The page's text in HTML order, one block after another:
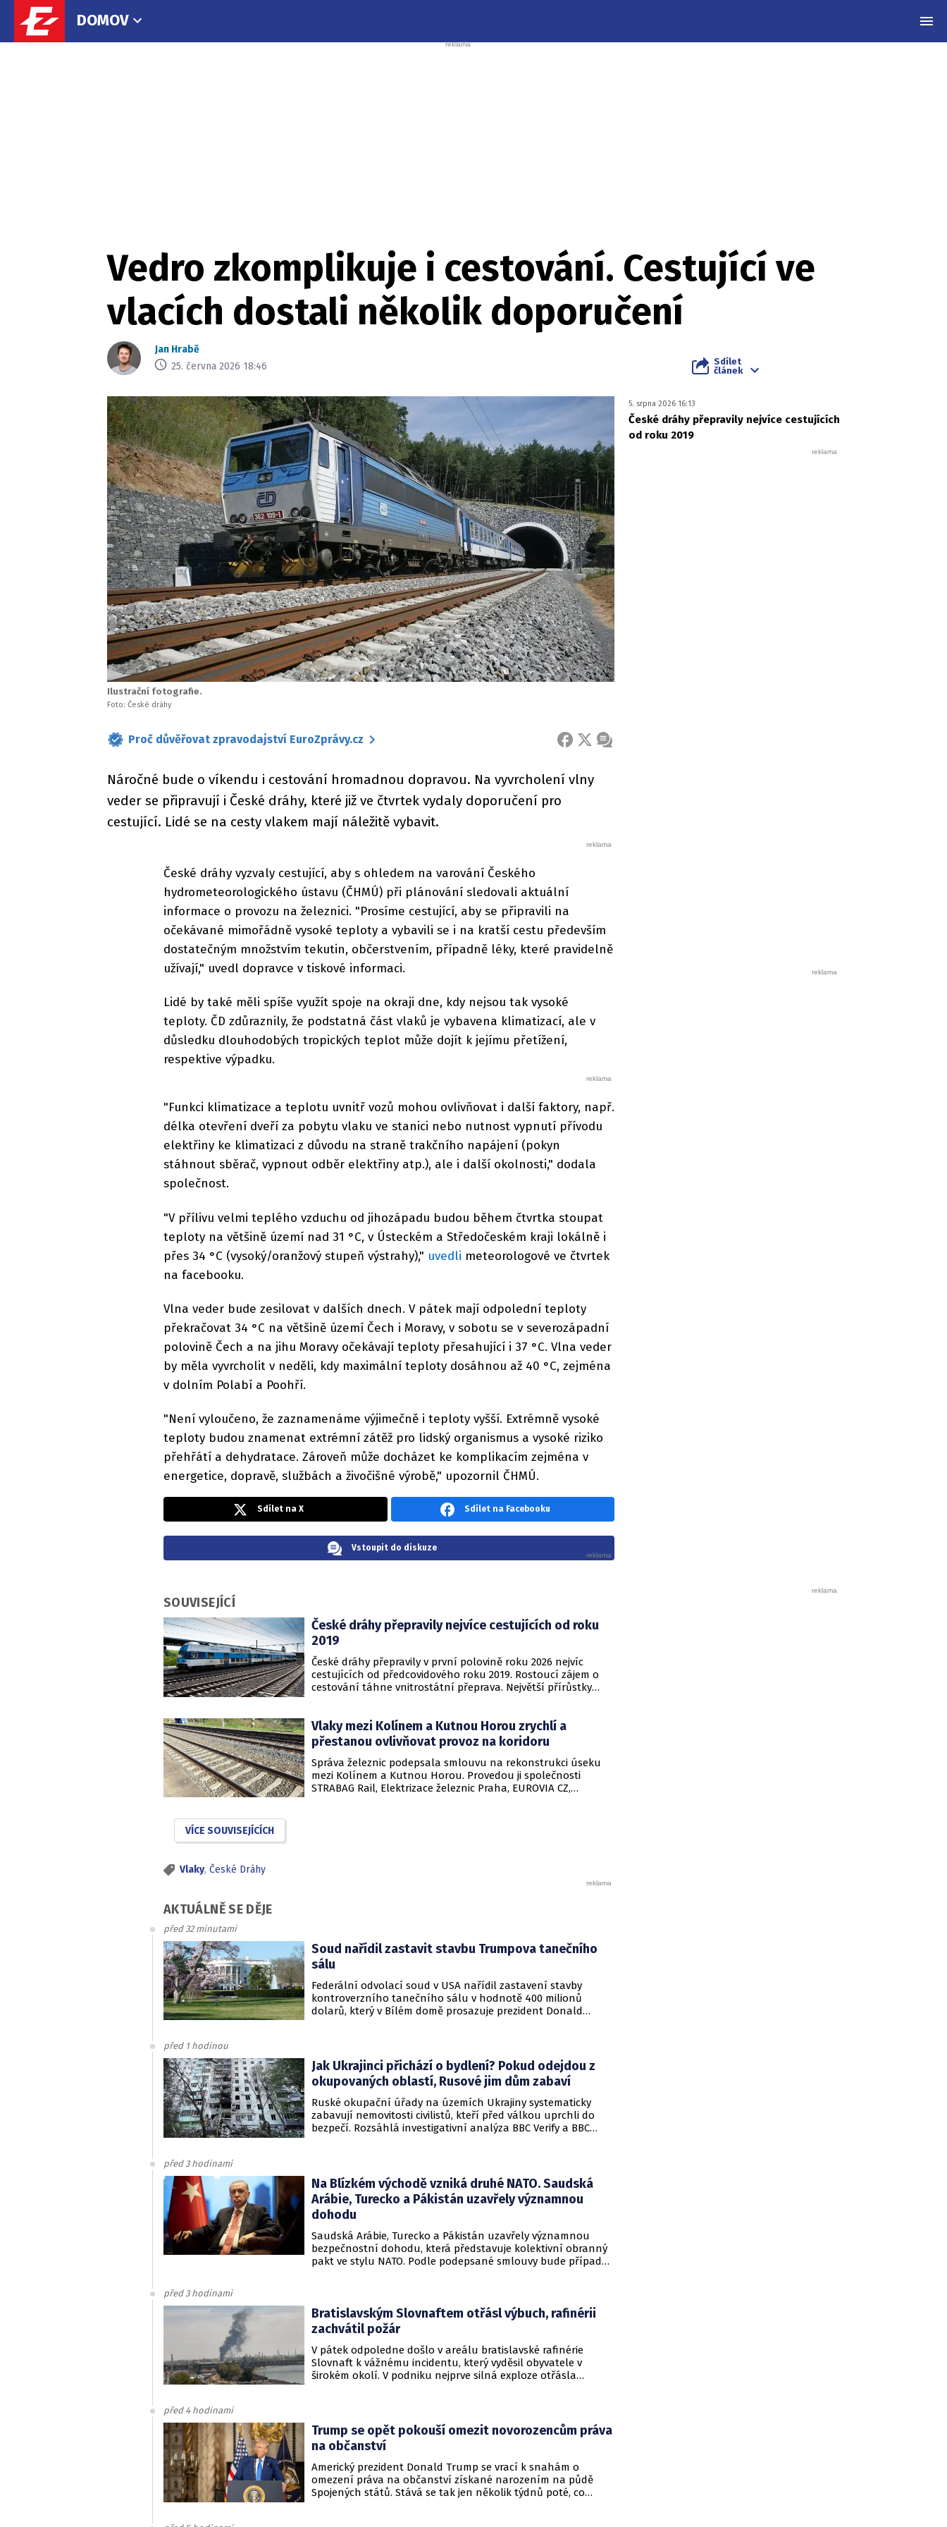
DOMOV
Vedro zkomplikuje i cestování. Cestující ve
vlacích dostali několik doporučení
Jan Hrabě
25. června 2026 18:46
Sdílet
článek
Ilustrační fotografie.
Foto: České dráhy
Proč důvěřovat zpravodajství EuroZprávy.cz FACEBOOK
X ZPRÁVA
Náročné bude o víkendu i cestování hromadnou dopravou. Na vyvrcholení vlny
veder se připravují i České dráhy, které již ve čtvrtek vydaly doporučení pro
cestující. Lidé se na cesty vlakem mají náležitě vybavit.
České dráhy vyzvaly cestující, aby s ohledem na varování Českého
hydrometeorologického ústavu (ČHMÚ) při plánování sledovali aktuální
informace o provozu na železnici. "Prosíme cestující, aby se připravili na
očekávané mimořádně vysoké teploty a vybavili se i na kratší cestu především
dostatečným množstvím tekutin, občerstvením, případně léky, které pravidelně
užívají," uvedl dopravce v tiskové informaci.
Lidé by také měli spíše využít spoje na okraji dne, kdy nejsou tak vysoké
teploty. ČD zdůraznily, že podstatná část vlaků je vybavena klimatizací, ale v
důsledku dlouhodobých tropických teplot může dojít k jejímu přetížení,
respektive výpadku.
"Funkci klimatizace a teplotu uvnitř vozů mohou ovlivňovat i další faktory, např.
délka otevření dveří za pobytu vlaku ve stanici nebo nutnost vypnutí přívodu
elektřiny ke klimatizaci z důvodu na straně trakčního napájení (pokyn
stáhnout sběrač, vypnout odběr elektřiny atp.), ale i další okolnosti," dodala
společnost.
"V přílivu velmi teplého vzduchu od jihozápadu budou během čtvrtka stoupat
teploty na většině území nad 31 °C, v Ústeckém a Středočeském kraji lokálně i
přes 34 °C (vysoký/oranžový stupeň výstrahy)," uvedli meteorologové ve čtvrtek
na facebooku.
Vlna veder bude zesilovat v dalších dnech. V pátek mají odpolední teploty
překračovat 34 °C na většině území Čech i Moravy, v sobotu se v severozápadní
polovině Čech a na jihu Moravy očekávají teploty přesahující i 37 °C. Vlna veder
by měla vyvrcholit v neděli, kdy maximální teploty dosáhnou až 40 °C, zejména
v dolním Polabí a Poohří.
"Není vyloučeno, že zaznamenáme výjimečně i teploty vyšší. Extrémně vysoké
teploty budou znamenat extrémní zátěž pro lidský organismus a vysoké riziko
přehřátí a dehydratace. Zároveň může docházet ke komplikacím zejména v
energetice, dopravě, službách a živočišné výrobě," upozornil ČHMÚ.
5. srpna 2026 16:13
České dráhy přepravily nejvíce cestujících
od roku 2019
Sdílet na X Sdílet na Facebooku
Vstoupit do diskuze
SOUVISEJÍCÍ
České dráhy přepravily nejvíce cestujících od roku
2019
České dráhy přepravily v první polovině roku 2026 nejvíc
cestujících od předcovidového roku 2019. Rostoucí zájem o
cestování táhne vnitrostátní přeprava. Největší přírůstky
velkým konkurenčním potenciálem, především v porovnání s
individuálním motorismem.
Vlaky mezi Kolínem a Kutnou Horou zrychlí a
přestanou ovlivňovat provoz na koridoru
Správa železnic podepsala smlouvu na rekonstrukci úseku
mezi Kolínem a Kutnou Horou. Provedou ji společnosti
STRABAG Rail, Elektrizace železnic Praha, EUROVIA CZ,
VÍCE SOUVISEJÍCÍCH
Vlaky, České Dráhy
AKTUÁLNĚ SE DĚJE
před 32 minutami
Soud nařídil zastavit stavbu Trumpova tanečního
sálu
Federální odvolací soud v USA nařídil zastavení stavby
kontroverzního tanečního sálu v hodnotě 400 milionů
dolarů, který v Bílém domě prosazuje prezident Donald
před 1 hodinou
Jak Ukrajinci přichází o bydlení? Pokud odejdou z
okupovaných oblastí, Rusové jim dům zabaví
Ruské okupační úřady na územích Ukrajiny systematicky
zabavují nemovitosti civilistů, kteří před válkou uprchli do
bezpečí. Rozsáhlá investigativní analýza BBC Verify a BBC
před 3 hodinami
Na Blízkém východě vzniká druhé NATO. Saudská
Arábie, Turecko a Pákistán uzavřely významnou
dohodu
Saudská Arábie, Turecko a Pákistán uzavřely významnou
bezpečnostní dohodu, která představuje kolektivní obranný
pakt ve stylu NATO. Podle podepsané smlouvy bude případný
před 3 hodinami
Bratislavským Slovnaftem otřásl výbuch, rafinérii
zachvátil požár
V pátek odpoledne došlo v areálu bratislavské rafinérie
Slovnaft k vážnému incidentu, který vyděsil obyvatele v
širokém okolí. V podniku nejprve silná exploze otřásla
před 4 hodinami
Trump se opět pokouší omezit novorozencům práva
na občanství
Americký prezident Donald Trump se vrací k snahám o
omezení práva na občanství získané narozením na půdě
Spojených států. Stává se tak jen několik týdnů poté, co